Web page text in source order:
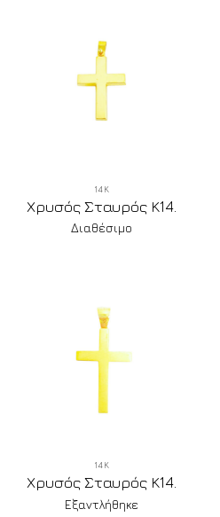
14Κ
Χρυσός Σταυρός Κ14.
Διαθέσιμο
14Κ
Χρυσός Σταυρός Κ14.
Εξαντλήθηκε